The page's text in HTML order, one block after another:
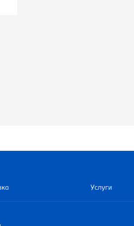
Услуги